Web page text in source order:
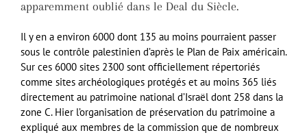
apparemment oublié dans le Deal du Siècle.
Il y en a environ 6000 dont 135 au moins pourraient passer
sous le contrôle palestinien d’après le Plan de Paix américain.
Sur ces 6000 sites 2300 sont officiellement répertoriés
comme sites archéologiques protégés et au moins 365 liés
directement au patrimoine national d’Israël dont 258 dans la
zone C. Hier l’organisation de préservation du patrimoine a
expliqué aux membres de la commission que de nombreux